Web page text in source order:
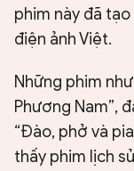
phim này đã
điện ảnh Việt.
Những phim
Phương Nam”,
“Đào, phở và
thấy phim lịch